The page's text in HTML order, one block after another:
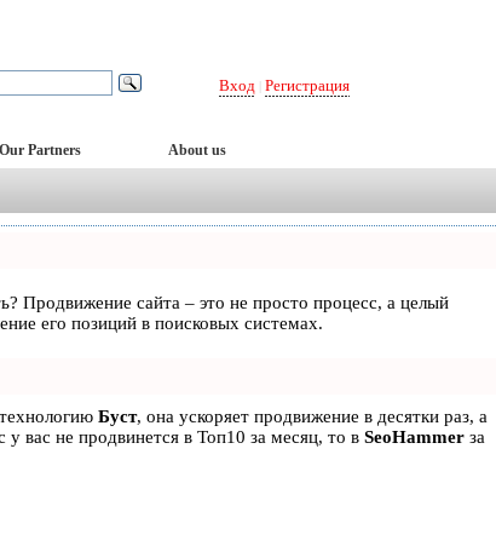
Вход Регистрация
Our Partners About us
Продвижение сайта – это не просто процесс, а целый
его позиций в поисковых системах.
Буст, она ускоряет продвижение в десятки раз, а
вас не продвинется в Топ10 за месяц, то в SeoHammer за